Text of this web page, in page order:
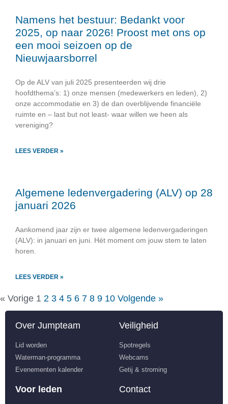
Namens het bestuur: Bedankt voor
2025, op naar 2026! Proost met ons op
een mooi seizoen op de
Nieuwjaarsborrel
Op de ALV van juli 2025 presenteerden wij drie
hoofdthema’s: 1) onze mensen (medewerkers en leden), 2)
onze accommodatie en 3) de dan overblijvende financiële
ruimte en – last but not least- waar willen we heen als
vereniging?
LEES VERDER »
Algemene ledenvergadering (ALV) op 28
januari 2026
Aankomend jaar zijn er twee algemene ledenvergaderingen
(ALV): in januari en juni. Hét moment om jouw stem te laten
horen.
LEES VERDER »
« Vorige 1 2 3 4 5 6 7 8 9 10 Volgende »
Over Jumpteam
Lid worden
Waterman-programma
Evenementen kalender
Veiligheid
Spotregels
Webcams
Getij & stroming
Voor leden Contact